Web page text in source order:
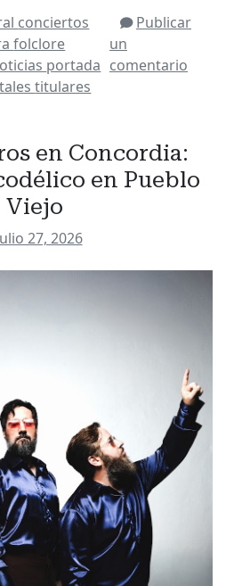
conciertos
folclore
portada
titulares
Publicar
un
comentario
en Concordia:
en Pueblo
Viejo
27, 2026